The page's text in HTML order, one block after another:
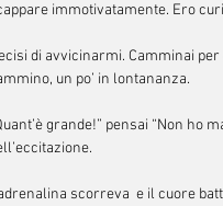
immotivatamente. Ero
di avvicinarmi. Camminai
un po’ in lontananza.
grande!” pensai “Non
scorreva  e il cuore